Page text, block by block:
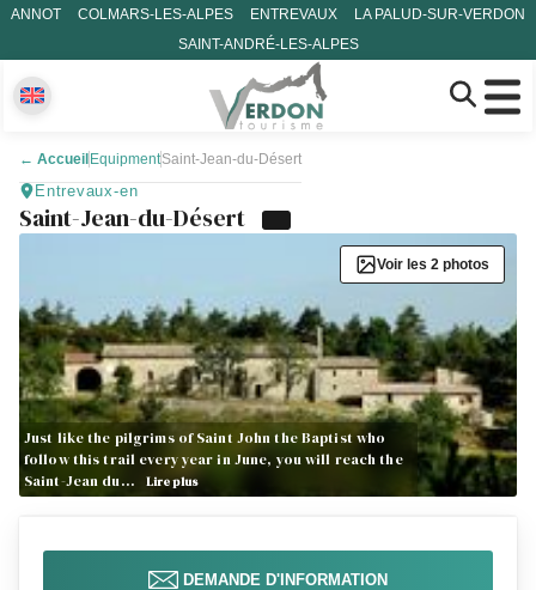
ANNOT COLMARS-LES-ALPES ENTREVAUX
LA PALUD-SUR-VERDON
SAINT-ANDRÉ-LES-ALPES
← Accueil EquipmentSaint-Jean-du-Désert
Entrevaux-en
Saint-Jean-du-Désert
Just like the pilgrims of Saint John the Baptist who
follow this trail every year in June, you will reach the
Saint-Jean du…
Lire plus
Voir les 2 photos
DEMANDE D'INFORMATION